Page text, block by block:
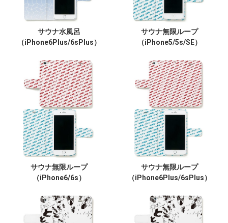
サウナ水風呂
（iPhone6Plus/6sPlus）
サウナ無限ループ
（iPhone5/5s/SE）
サウナ無限ループ
（iPhone6/6s）
サウナ無限ループ
（iPhone6Plus/6sPlus）